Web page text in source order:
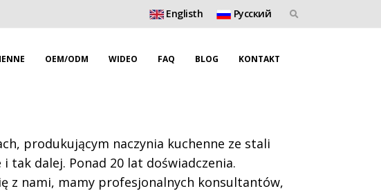
Englisth Pусский
OEM/ODM WIDEO FAQ BLOG KONTAKT
produkującym naczynia kuchenne ze stali
tak dalej. Ponad 20 lat doświadczenia.
z nami, mamy profesjonalnych konsultantów,